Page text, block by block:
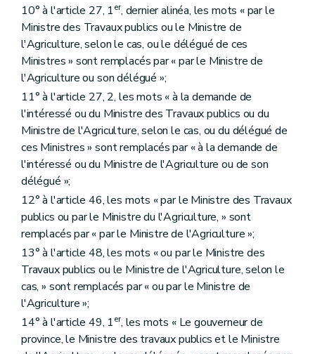
10° à l'article 27, 1er, dernier alinéa, les mots « par le
Ministre des Travaux publics ou le Ministre de
l'Agriculture, selon le cas, ou le délégué de ces
Ministres » sont remplacés par « par le Ministre de
l'Agriculture ou son délégué »;
11° à l'article 27, 2, les mots « à la demande de
l'intéressé ou du Ministre des Travaux publics ou du
Ministre de l'Agriculture, selon le cas, ou du délégué de
ces Ministres » sont remplacés par « à la demande de
l'intéressé ou du Ministre de l'Agriculture ou de son
délégué »;
12° à l'article 46, les mots « par le Ministre des Travaux
publics ou par le Ministre du l'Agriculture, » sont
remplacés par « par le Ministre de l'Agriculture »;
13° à l'article 48, les mots « ou par le Ministre des
Travaux publics ou le Ministre de l'Agriculture, selon le
cas, » sont remplacés par « ou par le Ministre de
l'Agriculture »;
14° à l'article 49, 1er, les mots « Le gouverneur de
province, le Ministre des travaux publics et le Ministre